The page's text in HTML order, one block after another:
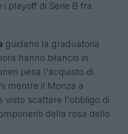
i playoff di Serie B fra
guidano la graduatoria
hanno bilancio in
pesa l'acquisto di
mentre il Monza a
visto scattare l'obbligo di
della rosa dello